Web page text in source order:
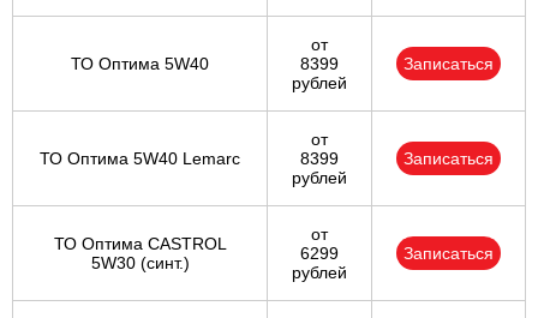
ТО Оптима 5W40
от
8399
рублей
Записаться
ТО Оптима 5W40 Lemarc
от
8399
рублей
Записаться
ТО Оптима CASTROL
5W30 (синт.)
от
6299
рублей
Записаться